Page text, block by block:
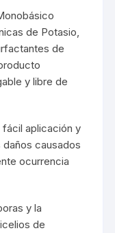
de Potasio,
de
y libre de
fácil aplicación y
causados
ocurrencia
y la
de